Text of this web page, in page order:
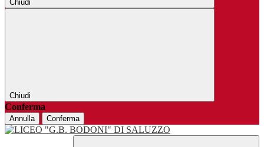
Chiudi
Chiudi
Conferma
Annulla Conferma